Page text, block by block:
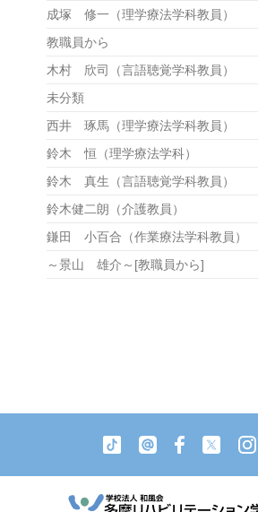
成塚 修一（理学療法学科教員）
教職員から
木村 欣司（言語聴覚学科教員）
未分類
西井 琢馬（理学療法学科教員）
鈴木 恒（理学療法学科）
鈴木 真生（言語聴覚学科教員）
鈴木健二朗（介護教員）
鎌田 小百合（作業療法学科教員）
～景山 雄介～[教職員から]